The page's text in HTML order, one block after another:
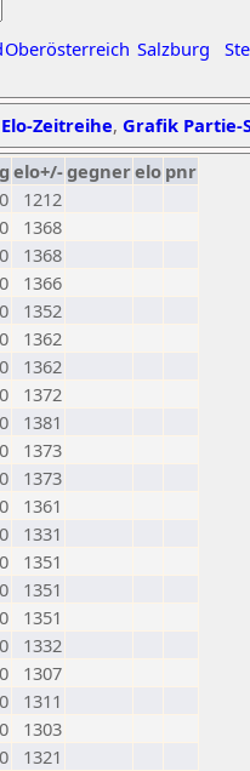
Oberösterreich Salzburg
Zeitreihe, Grafik Partie-
elo+/-gegnerelo pnr
0
1212
0
1368
0
1368
0
1366
0
1352
0
1362
0
1362
0
1372
0
1381
0
1373
0
1373
0
1361
0
1331
0
1351
0
1351
0
1351
0
1332
0
1307
0
1311
0
1303
0
1321